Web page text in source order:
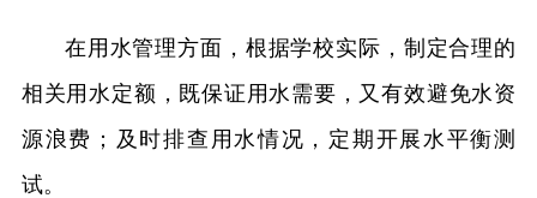
在用水管理方面，根据学校实际，制定合理的
相关用水定额，既保证用水需要，又有效避免水资
源浪费；及时排查用水情况，定期开展水平衡测
试。